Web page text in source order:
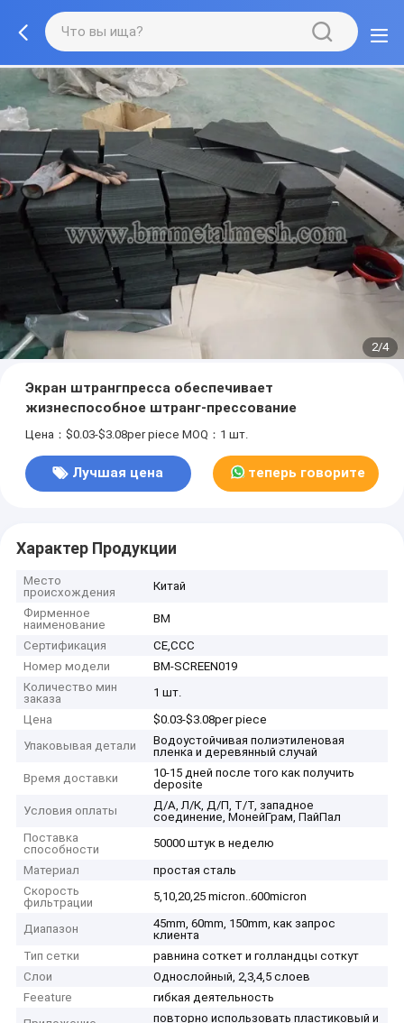
2/4
Экран штрангпресса обеспечивает
жизнеспособное штранг-прессование
Цена：$0.03-$3.08per piece MOQ：1 шт.
Лучшая цена теперь говорите
Характер Продукции
Место
происхождения
Китай
Фирменное
наименование
BM
Сертификация
CE,CCC
Номер модели
BM-SCREEN019
Количество мин
заказа
1 шт.
Цена
$0.03-$3.08per piece
Упаковывая детали
Водоустойчивая полиэтиленовая
пленка и деревянный случай
Время доставки
10-15 дней после того как получить
deposite
Условия оплаты
Д/А, Л/К, Д/П, Т/Т, западное
соединение, МонейГрам, ПайПал
Поставка
способности
50000 штук в неделю
Материал
простая сталь
Скорость
фильтрации
5,10,20,25 micron..600micron
Диапазон
45mm, 60mm, 150mm, как запрос
клиента
Тип сетки
равнина соткет и голландцы соткут
Слои
Однослойный, 2,3,4,5 слоев
Feeature
гибкая деятельность
повторно использовать пластиковый и